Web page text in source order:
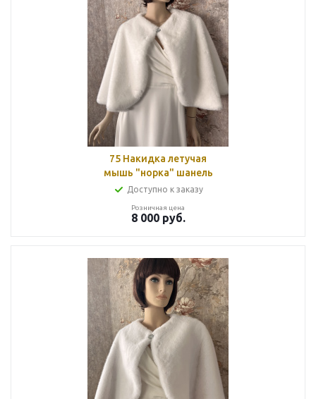
75 Накидка летучая
мышь "норка" шанель
Доступно к заказу
Розничная цена
8 000руб.